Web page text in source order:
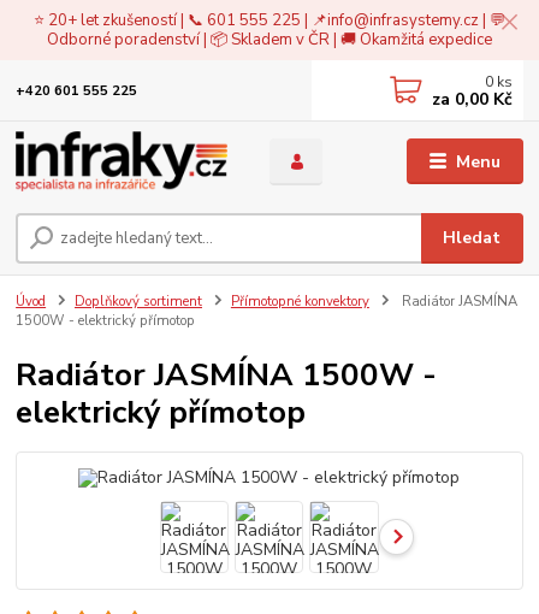
⭐ 20+ let zkušeností | 📞 601 555 225 | 📌info@infrasystemy.cz| 💬
Odborné poradenství | 📦 Skladem v ČR | 🚚 Okamžitá expedice
Menu
Hledat
+420 601 555 225 0 ks
za 0,00 Kč
Úvod Doplňkový sortiment Přímotopné konvektory
Radiátor JASMÍNA
1500W - elektrický přímotop
Radiátor JASMÍNA 1500W -
elektrický přímotop